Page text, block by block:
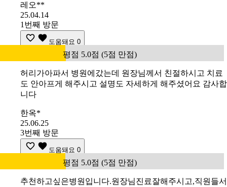
레오**
25.04.14
1번째 방문
도움돼요 0
평점 5.0점 (5점 만점)
허리가아파서 병원에갔는데 원장님께서 친절하시고 치료
도 안아프게 해주시고 설명도 자세하게 해주셨어요 감사합
니다
한옥*
25.06.25
3번째 방문
도움돼요 0
평점 5.0점 (5점 만점)
추천하고싶은병원입니다.원장님진료잘해주시고,직원들서